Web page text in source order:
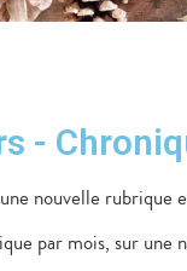
-
nouvelle rubrique
par mois, sur une